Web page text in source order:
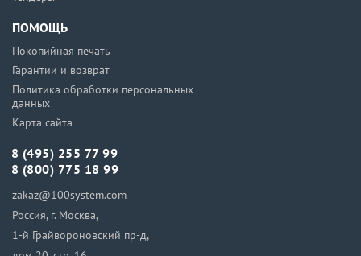
ПОМОЩЬ
Покопийная печать
Гарантии и возврат
Политика обработки персональных
данных
Карта сайта
8 (495) 255 77 99
8 (800) 775 18 99
zakaz@100system.com
Россия, г. Москва,
1-й Грайвороновский пр-д,